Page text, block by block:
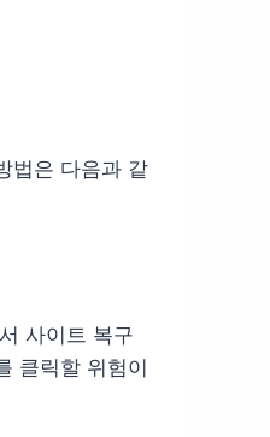
법은 다음과 같
사이트 복구
클릭할 위험이